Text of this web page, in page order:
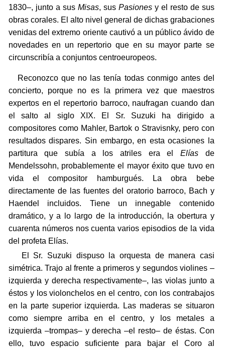
1830–, junto a sus Misas, sus Pasionesy el resto de sus
obras corales. El alto nivel general de dichas grabaciones
venidas del extremo oriente cautivó a un público ávido de
novedades en un repertorio que en su mayor parte se
circunscribía a conjuntos centroeuropeos.
Reconozco que no las tenía todas conmigo antes del
concierto, porque no es la primera vez que maestros
expertos en el repertorio barroco, naufragan cuando dan
el salto al siglo XIX. El Sr. Suzuki ha dirigido a
compositores como Mahler, Bartok o Stravisnky, pero con
resultados dispares. Sin embargo, en esta ocasiones la
partitura que subía a los atriles era elElías de
Mendelssohn, probablemente el mayor éxito que tuvo en
vida el compositor hamburgués. La obra bebe
directamente de las fuentes del oratorio barroco, Bach y
Haendel incluidos. Tiene un innegable contenido
dramático, y a lo largo de la introducción, la obertura y
cuarenta números nos cuenta varios episodios de la vida
del profeta Elías.
El Sr. Suzuki dispuso la orquesta de manera casi
simétrica. Trajo al frente a primeros y segundos violines –
izquierda y derecha respectivamente–, las violas junto a
éstos y los violonchelos en el centro, con los contrabajos
en la parte superior izquierda. Las maderas se situaron
como siempre arriba en el centro, y los metales a
izquierda –trompas– y derecha –el resto– de éstas. Con
ello, tuvo espacio suficiente para bajar el Coro al